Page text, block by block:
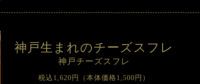
神戸生まれのチーズスフレ
神戸チーズスフレ
税込1,620円（本体価格1,500円）